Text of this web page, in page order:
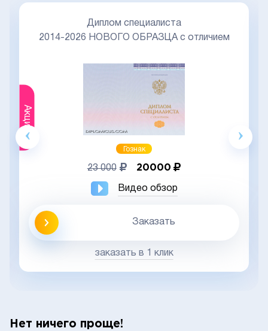
Акция
Диплом специалиста
2014-2026 НОВОГО ОБРАЗЦА с отличием
Гознак
23 000 20000
Видео обзор
Заказать
заказать в 1 клик
Нет ничего проще!